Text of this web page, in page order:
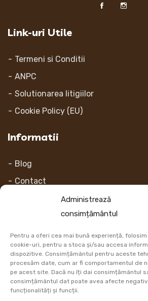
Administrează
consimțământul
Pentru a oferi cea mai bună experiență,
cookie-uri, pentru a stoca și/sau accesa
dispozitive. Consimțământul pentru aceste
procesăm date, cum ar fi comportamentul de
pe acest site. Dacă nu îți dai consimțământul
consimțământul dat poate avea afecte
funcționalități și funcții.
Link-uri Utile
Termeni si Conditii
ANPC
Solutionarea litigiilor
Cookie Policy (EU)
Informatii
Blog
Contact
Link-uri
Retur
Metoda de plata